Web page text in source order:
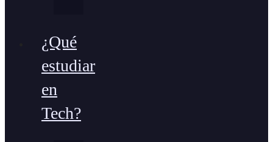
¿Qué
estudiar
en
Tech?